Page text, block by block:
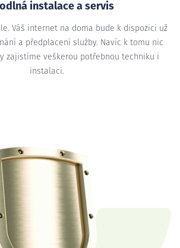
instalace a servis
Váš internet na doma bude k dispozici už
a předplacení služby. Navíc k tomu nic
zajistíme veškerou potřebnou techniku i
instalaci.